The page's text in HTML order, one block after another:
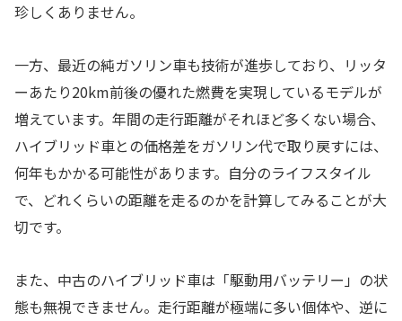
珍しくありません。
一方、最近の純ガソリン車も技術が進歩しており、リッタ
ーあたり20km前後の優れた燃費を実現しているモデルが
増えています。年間の走行距離がそれほど多くない場合、
ハイブリッド車との価格差をガソリン代で取り戻すには、
何年もかかる可能性があります。自分のライフスタイル
で、どれくらいの距離を走るのかを計算してみることが大
切です。
また、中古のハイブリッド車は「駆動用バッテリー」の状
態も無視できません。走行距離が極端に多い個体や、逆に